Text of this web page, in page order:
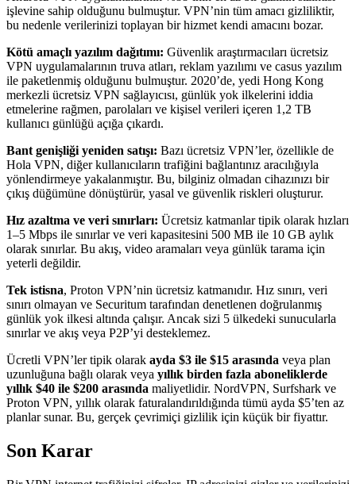
işlevine sahip olduğunu bulmuştur. VPN’nin tüm amacı gizliliktir,
bu nedenle verilerinizi toplayan bir hizmet kendi amacını bozar.
Kötü amaçlı yazılım dağıtımı: Güvenlik araştırmacıları ücretsiz
VPN uygulamalarının truva atları, reklam yazılımı ve casus yazılım
ile paketlenmiş olduğunu bulmuştur. 2020’de, yedi Hong Kong
merkezli ücretsiz VPN sağlayıcısı, günlük yok ilkelerini iddia
etmelerine rağmen, parolaları ve kişisel verileri içeren 1,2 TB
kullanıcı günlüğü açığa çıkardı.
Bant genişliği yeniden satışı: Bazı ücretsiz VPN’ler, özellikle de
Hola VPN, diğer kullanıcıların trafiğini bağlantınız aracılığıyla
yönlendirmeye yakalanmıştır. Bu, bilginiz olmadan cihazınızı bir
çıkış düğümüne dönüştürür, yasal ve güvenlik riskleri oluşturur.
Hız azaltma ve veri sınırları: Ücretsiz katmanlar tipik olarak hızları
1–5 Mbps ile sınırlar ve veri kapasitesini 500 MB ile 10 GB aylık
olarak sınırlar. Bu akış, video aramaları veya günlük tarama için
yeterli değildir.
Tek istisna, Proton VPN’nin ücretsiz katmanıdır. Hız sınırı, veri
sınırı olmayan ve Securitum tarafından denetlenen doğrulanmış
günlük yok ilkesi altında çalışır. Ancak sizi 5 ülkedeki sunucularla
sınırlar ve akış veya P2P’yi desteklemez.
Ücretli VPN’ler tipik olarak ayda $3 ile $15 arasında veya plan
uzunluğuna bağlı olarak veya yıllık birden fazla aboneliklerde
yıllık $40 ile $200 arasında maliyetlidir. NordVPN, Surfshark ve
Proton VPN, yıllık olarak faturalandırıldığında tümü ayda $5’ten az
planlar sunar. Bu, gerçek çevrimiçi gizlilik için küçük bir fiyattır.
Son Karar